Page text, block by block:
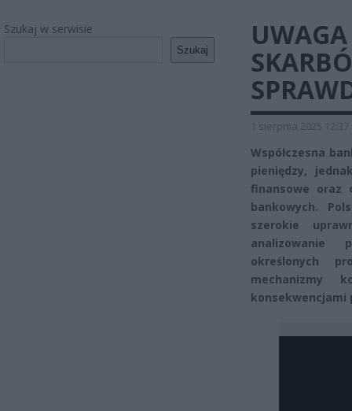
Szukaj w serwisie
Szukaj
1 sierpnia 2025 12:37
Współczesna
pieniędzy,
finansowe oraz
bankowych.
szerokie
analizowanie
określonych
mechanizmy
konsekwencjami